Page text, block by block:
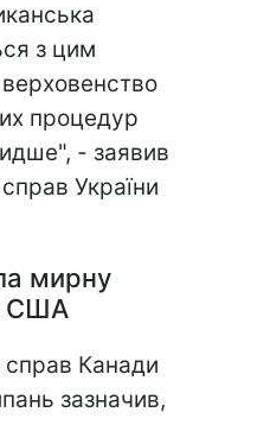
з цим
процедур
- заявив
України
мирну
США
справ Канади
зазначив,